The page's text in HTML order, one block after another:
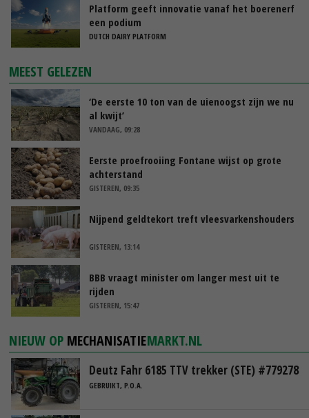
Platform geeft innovatie vanaf het boerenerf
een podium
DUTCH DAIRY PLATFORM
MEEST GELEZEN
‘De eerste 10 ton van de uienoogst zijn we nu
al kwijt’
VANDAAG, 09:28
Eerste proefrooiing Fontane wijst op grote
achterstand
GISTEREN, 09:35
Nijpend geldtekort treft vleesvarkenshouders
GISTEREN, 13:14
BBB vraagt minister om langer mest uit te
rijden
GISTEREN, 15:47
NIEUW OP MECHANISATIEMARKT.NL
Deutz Fahr 6185 TTV trekker (STE) #779278
GEBRUIKT, P.O.A.